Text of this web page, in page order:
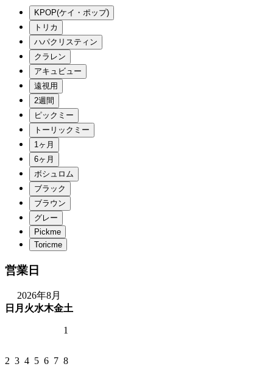
営業日
2026年8月
日 月 火水木金土
1
2 3 4 5 6 7 8